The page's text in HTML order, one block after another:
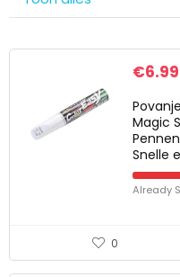
€6.99
Magic
Snelle
Already
0